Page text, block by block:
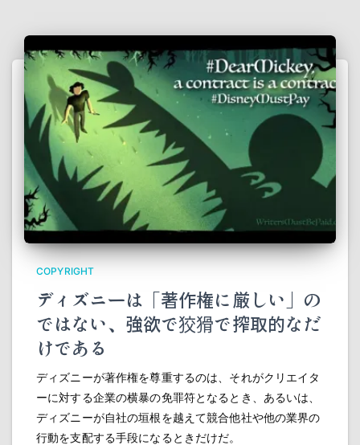
COPYRIGHT
ディズニーは「著作権に厳しい」の
ではない、強欲で狡猾で搾取的なだ
けである
ディズニーが著作権を尊重するのは、それがクリエイタ
ーに対する企業の横暴の免罪符となるとき、あるいは、
ディズニーが自社の垣根を越えて競合他社や他の業界の
行動を支配する手段になるときだけだ。